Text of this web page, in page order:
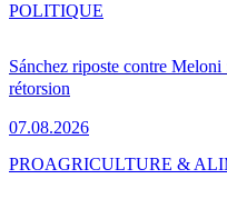
Sánchez riposte contre Meloni
rétorsion
07.08.2026
POLITIQUE
PROAGRICULTURE &